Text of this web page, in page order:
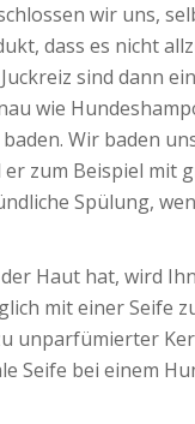
wir uns,
dass es nicht
sind dann
wie
Wir baden
zum Beispiel mit
Spülung,
Haut hat, wird
mit einer Seife
unparfümierter
Seife bei einem